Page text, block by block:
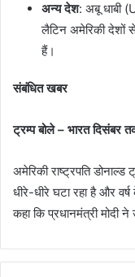
अन्य देश: अबू धाबी
लैटिन अमेरिकी देशों
हैं।
संबंधित खबर
ट्रम्प बोले – भारत दिसंबर
अमेरिकी राष्ट्रपति
धीरे-धीरे घटा रहा है और
कहा कि प्रधानमंत्री मोदी ने